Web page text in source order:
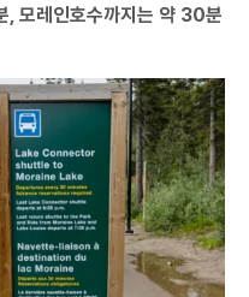
, 모레인호수까지는 약 30분